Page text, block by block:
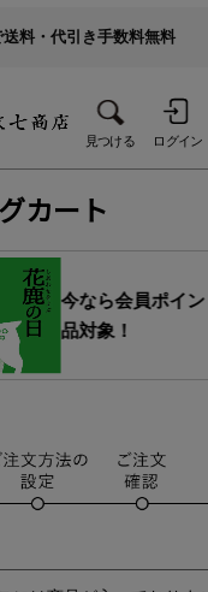
料・代引き手数料無料
見つける ログイン
カート
今なら会員ポイ
品対象！